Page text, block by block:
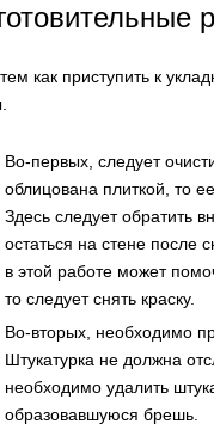
как приступить к
Во-первых, следует
облицована плиткой, то
Здесь следует обратить
остаться на стене после
в этой работе может
то следует снять краску.
Во-вторых, необходимо
Штукатурка не должна
необходимо удалить
образовавшуюся брешь.